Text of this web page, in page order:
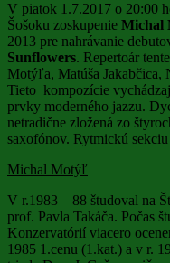
V piatok 1.7.2017 o 20:00
Šošoku zoskupenie Michal
2013 pre nahrávanie
Sunflowers. Repertoár
Motýľa, Matúša Jakabčica,
Tieto kompozície
prvky moderného jazzu.
netradične zložená zo
saxofónov. Rytmickú
Michal Motýľ
V r.1983 – 88 študoval na
prof. Pavla Takáča. Počas
Konzervatórií viacero
1985 1.cenu (1.kat.) a v r.